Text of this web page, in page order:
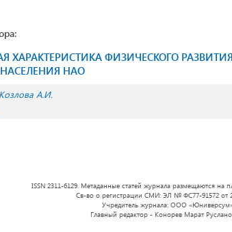
ХАРАКТЕРИСТИКА ФИЗИЧЕСКОГО
НАО
Козлова А.И.
ISSN 2311-6129. Метаданные статей журнала размещаются на
Св-во о регистрации СМИ: ЭЛ № ФС77-91572 от
Учредитель журнала: ООО
Главный редактор - Конорев Марат